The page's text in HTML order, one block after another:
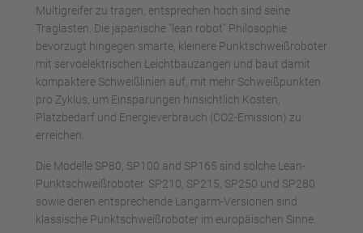
Multigreifer zu tragen, entsprechen hoch sind seine
Traglasten. Die japanische "lean robot" Philosophie
bevorzugt hingegen smarte, kleinere Punktschweißroboter
mit servoelektrischen Leichtbauzangen und baut damit
kompaktere Schweißlinien auf, mit mehr Schweißpunkten
pro Zyklus, um Einsparungen hinsichtlich Kosten,
Platzbedarf und Energieverbrauch (CO2-Emission) zu
erreichen.
Die Modelle SP80, SP100 and SP165 sind solche Lean-
Punktschweißroboter. SP210, SP215, SP250 und SP280
sowie deren entsprechende Langarm-Versionen sind
klassische Punktschweißroboter im europäischen Sinne.